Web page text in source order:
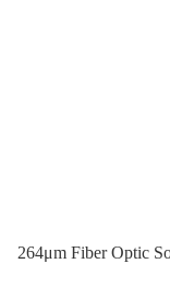
264μm Fiber Optic